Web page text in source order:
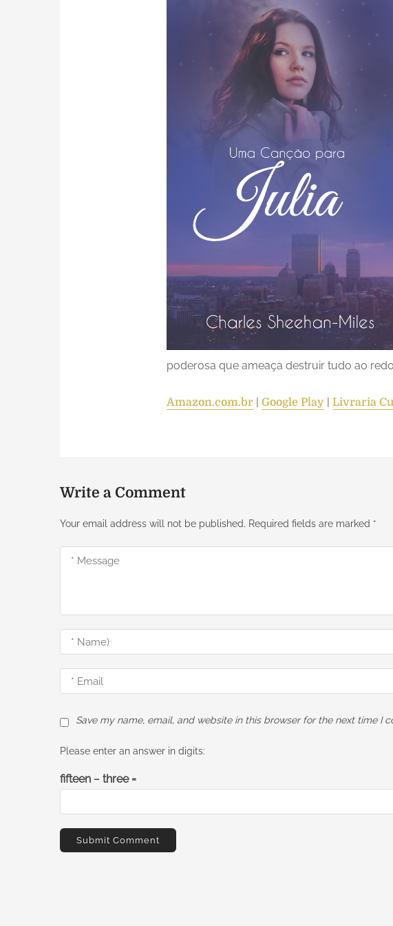
poderosa que ameaça destruir tudo ao
Amazon.com.br | Google Play | Livraria
Write a Comment
Your email address will not be published. Required fields are marked *
Save my name, email, and website in this browser for the next time I
Please enter an answer in digits:
fifteen − three =